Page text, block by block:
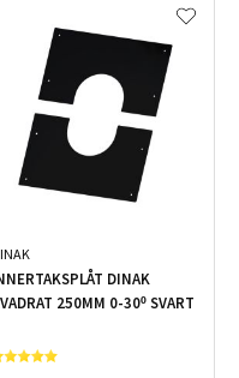
DINAK
250MM 0-30º SVART